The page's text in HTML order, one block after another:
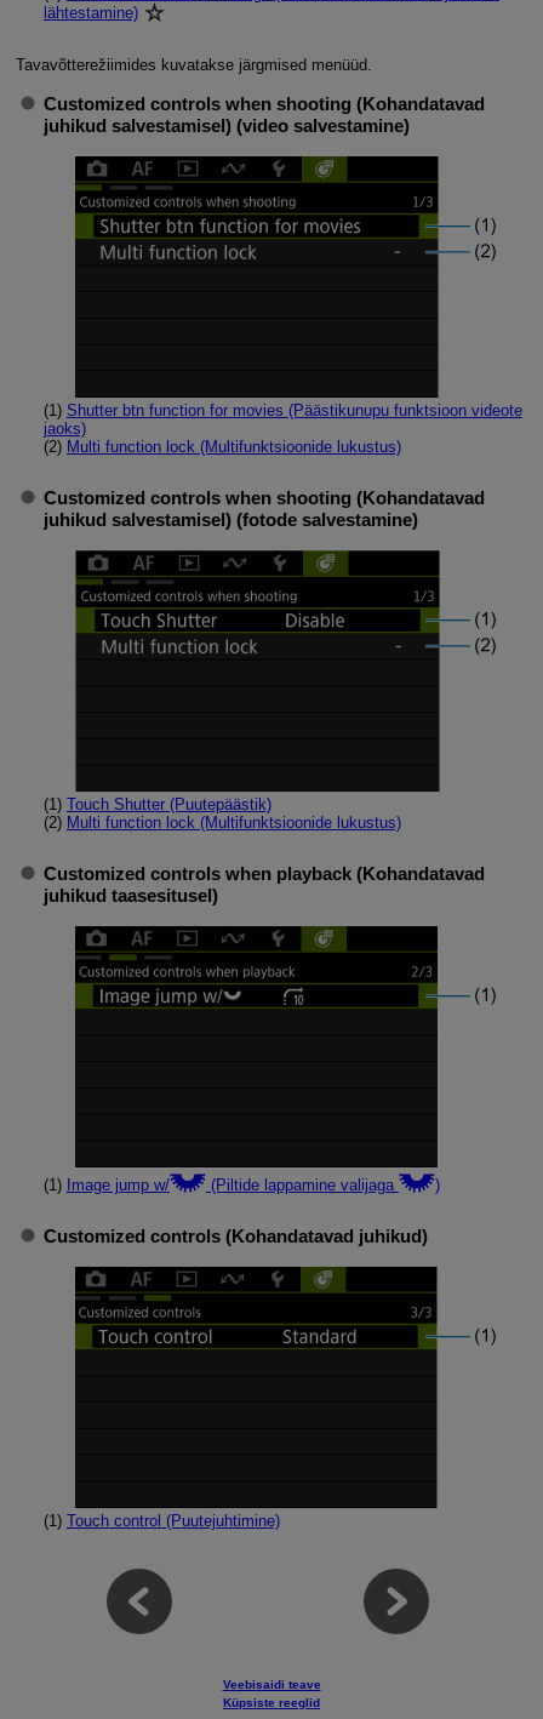
lähtestamine)
Tavavõtterežiimides kuvatakse järgmised menüüd.
Customized controls when shooting (Kohandatavad
juhikud salvestamisel)(video salvestamine)
(1) Shutter btn function for movies (Päästikunupu funktsioon videote
jaoks)
(2) Multi function lock (Multifunktsioonide lukustus)
Customized controls when shooting (Kohandatavad
juhikud salvestamisel)(fotode salvestamine)
(1) Touch Shutter (Puutepäästik)
(2) Multi function lock (Multifunktsioonide lukustus)
Customized controls when playback (Kohandatavad
juhikud taasesitusel)
(1) Image jump w/ (Piltide lappamine valijaga )
Customized controls (Kohandatavad juhikud)
(1) Touch control (Puutejuhtimine)
Veebisaidi teave
Küpsiste reeglid